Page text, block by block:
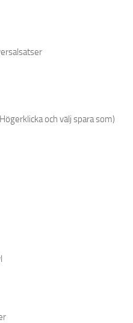
och välj spara som)